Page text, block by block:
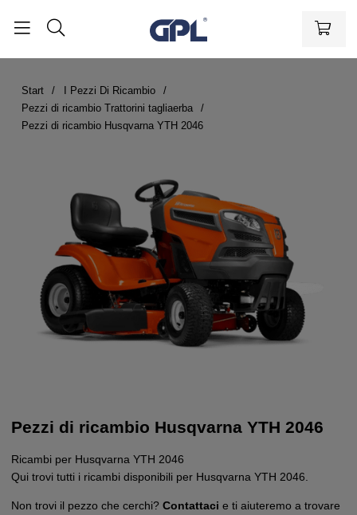
Start
I Pezzi Di Ricambio
Pezzi di ricambio Trattorini tagliaerba
Pezzi di ricambio Husqvarna YTH 2046
Pezzi di ricambio Husqvarna YTH 2046
Ricambi per Husqvarna YTH 2046
Qui trovi tutti i ricambi disponibili per Husqvarna YTH 2046.
Non trovi il pezzo che cerchi? Contattaci e ti aiuteremo a trovare